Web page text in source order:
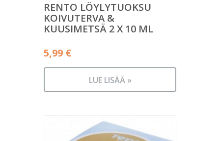
RENTO LÖYLYTUOKSU
KOIVUTERVA &
KUUSIMETSÄ 2 X 10 ML
5,99 €
LUE LISÄÄ »